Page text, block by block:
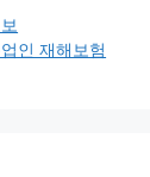
인 재해보험